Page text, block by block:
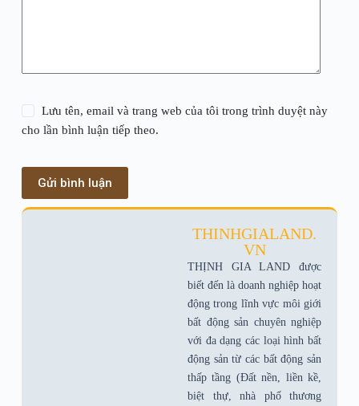
Lưu tên, email và trang web của tôi trong trình duyệt này
cho lần bình luận tiếp theo.
Gửi bình luận
THINHGIALAND.
VN
THỊNH GIA LAND được
biết đến là doanh nghiệp hoạt
động trong lĩnh vực môi giới
bất động sản chuyên nghiệp
với đa dạng các loại hình bất
động sản từ các bất động sản
thấp tầng (Ðất nền, liền kề,
biệt thự, nhà phố thương